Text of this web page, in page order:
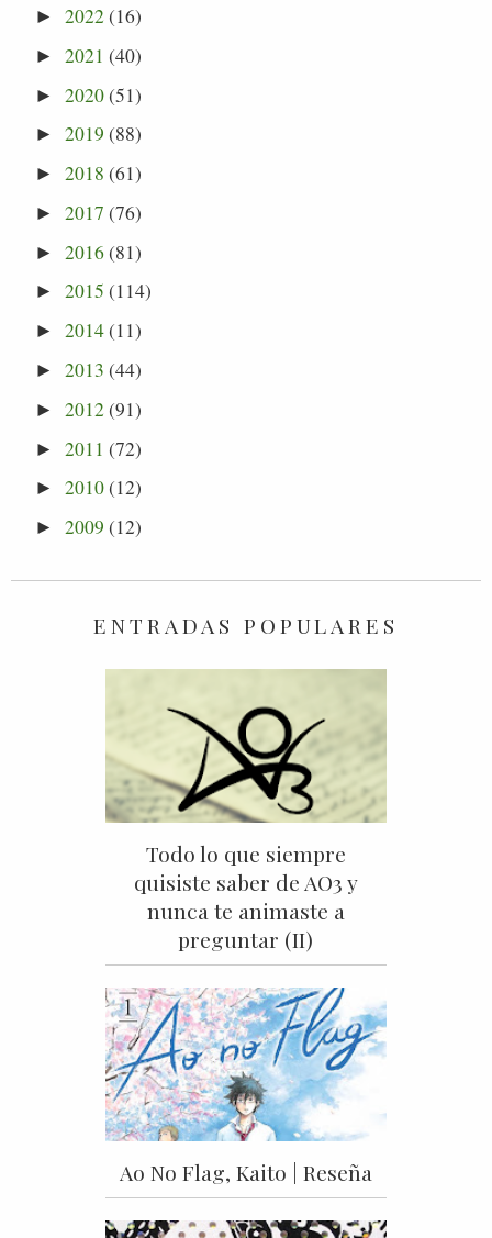
►2022(16)
►2021 (40)
►2020(51)
►2019 (88)
►2018 (61)
►2017 (76)
►2016(81)
►2015 (114)
►2014(11)
►2013 (44)
►2012(91)
►2011 (72)
►2010(12)
►2009 (12)
ENTRADAS POPULARES
Todo lo que siempre
quisiste saber de AO3 y
nunca te animaste a
preguntar (II)
Ao No Flag, Kaito | Reseña